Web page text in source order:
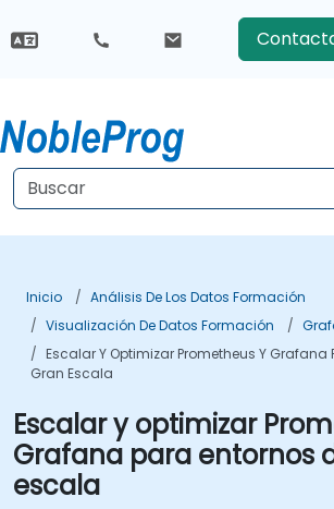
Inicio
Análisis De Los Datos Formación
Visualización De Datos Formación
Escalar Y Optimizar Prometheus Y Grafana
Gran Escala
Escalar y optimizar
Grafana para entornos
escala